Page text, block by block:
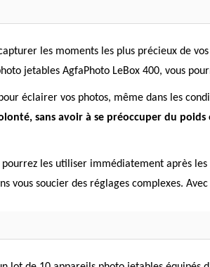
les moments les plus précieux de
jetables AgfaPhoto LeBox 400, vous
éclairer vos photos, même dans les
sans avoir à se préoccuper du
pourrez les utiliser immédiatement après
vous soucier des réglages complexes.